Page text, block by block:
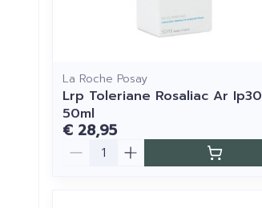
La Roche Posay
Lrp Toleriane Rosaliac Ar Ip30
50ml
€ 28,95
Aantal